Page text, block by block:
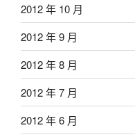
2012 年 10 月
2012 年 9 月
2012 年 8 月
2012 年 7 月
2012 年 6 月